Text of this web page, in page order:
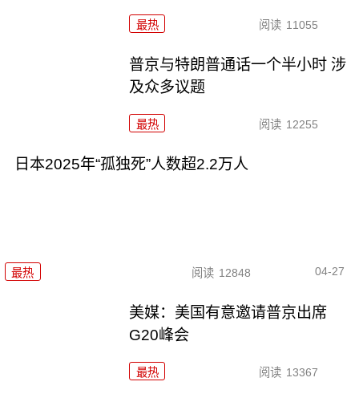
最热 阅读 11055
普京与特朗普通话一个半小时 涉
及众多议题
最热 阅读 12255
日本2025年“孤独死”人数超2.2万人
最热 阅读 12848 04-27
美媒：美国有意邀请普京出席
G20峰会
最热 阅读 13367